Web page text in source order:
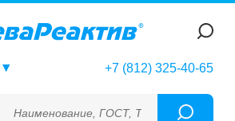
+7 (812) 325-40-65
Наименование, ГОСТ, ТУ, ГСО, МСО,